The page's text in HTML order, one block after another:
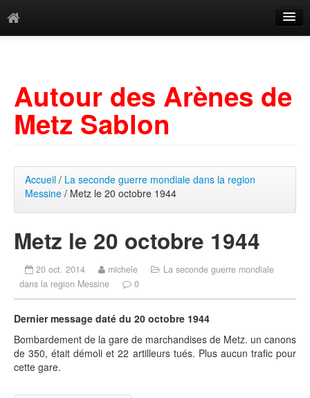
Mots-clés
Autour des Arènes de
Metz Sablon
Accueil / La seconde guerre mondiale dans la region
Messine / Metz le 20 octobre 1944
Metz le 20 octobre 1944
20 oct. 2014 michele
La seconde guerre mondiale
dans la region Messine
0
Dernier message daté du 20 octobre 1944
Bombardement de la gare de marchandises de Metz. un canons
de 350, était démoli et 22 artilleurs tués. Plus aucun trafic pour
cette gare.